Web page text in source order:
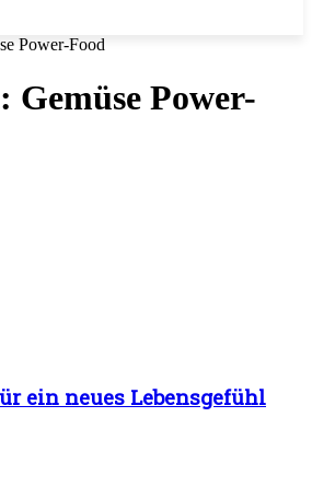
Power-Food
Gemüse Power-
ein neues Lebensgefühl